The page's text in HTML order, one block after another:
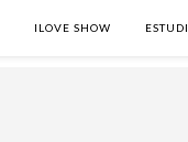
ILOVE SHOW